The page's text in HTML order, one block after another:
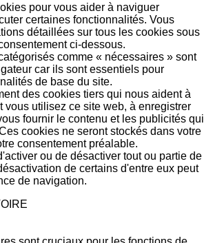
pour vous aider à naviguer
certaines fonctionnalités. Vous
détaillées sur tous les cookies sous
ci-dessous.
comme « nécessaires » sont
car ils sont essentiels pour
de base du site.
des cookies tiers qui nous aident à
vous utilisez ce site web, à enregistrer
fournir le contenu et les publicités qui
cookies ne seront stockés dans votre
consentement préalable.
ou de désactiver tout ou partie de
de certains d'entre eux peut
de navigation.